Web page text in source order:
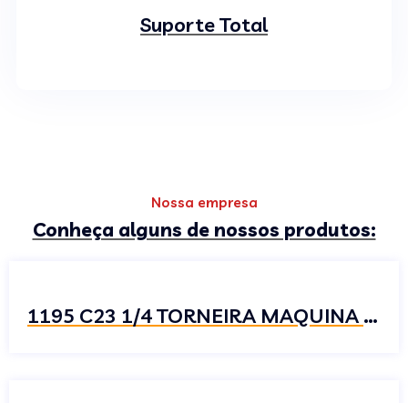
Suporte Total
Nossa empresa
Conheça alguns de nossos produtos:
1195 C23 1/4 TORNEIRA MAQUINA DE MESA